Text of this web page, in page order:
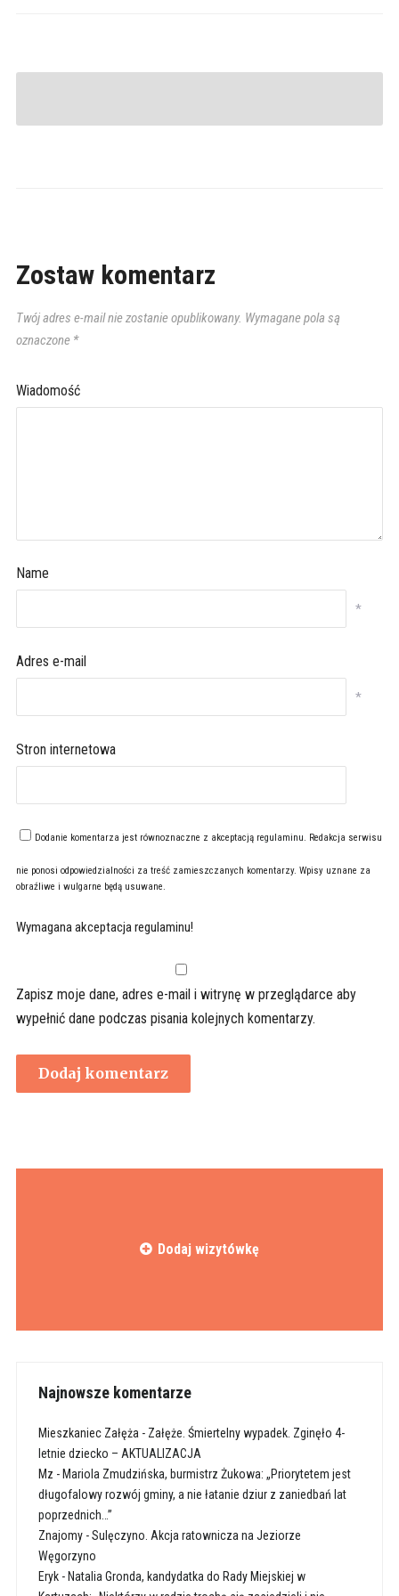
Zostaw komentarz
Twój adres e-mail nie zostanie opublikowany. Wymagane pola są
oznaczone *
Wiadomość
Name
*
Adres e-mail
*
Stron internetowa
Dodanie komentarza jest równoznaczne z akceptacją regulaminu. Redakcja serwisu
nie ponosi odpowiedzialności za treść zamieszczanych komentarzy. Wpisy uznane za
obraźliwe i wulgarne będą usuwane.
Wymagana akceptacja regulaminu!
Zapisz moje dane, adres e-mail i witrynę w przeglądarce aby
wypełnić dane podczas pisania kolejnych komentarzy.
Dodaj wizytówkę
Najnowsze komentarze
Mieszkaniec Załęża - Załęże. Śmiertelny wypadek. Zginęło 4-
letnie dziecko – AKTUALIZACJA
Mz - Mariola Zmudzińska, burmistrz Żukowa: „Priorytetem jest
długofalowy rozwój gminy, a nie łatanie dziur z zaniedbań lat
poprzednich…”
Znajomy-Sulęczyno. Akcja ratownicza na Jeziorze
Węgorzyno
Eryk- Natalia Gronda, kandydatka do Rady Miejskiej w